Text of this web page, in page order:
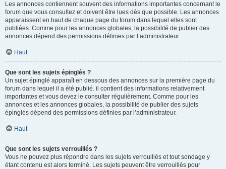
Les annonces contiennent souvent des informations importantes concernant le
forum que vous consultez et doivent être lues dès que possible. Les annonces
apparaissent en haut de chaque page du forum dans lequel elles sont
publiées. Comme pour les annonces globales, la possibilité de publier des
annonces dépend des permissions définies par l’administrateur.
Haut
Que sont les sujets épinglés ?
Un sujet épinglé apparaît en dessous des annonces sur la première page du
forum dans lequel il a été publié. il contient des informations relativement
importantes et vous devez le consulter régulièrement. Comme pour les
annonces et les annonces globales, la possibilité de publier des sujets
épinglés dépend des permissions définies par l’administrateur.
Haut
Que sont les sujets verrouillés ?
Vous ne pouvez plus répondre dans les sujets verrouillés et tout sondage y
étant contenu est alors terminé. Les sujets peuvent être verrouillés pour